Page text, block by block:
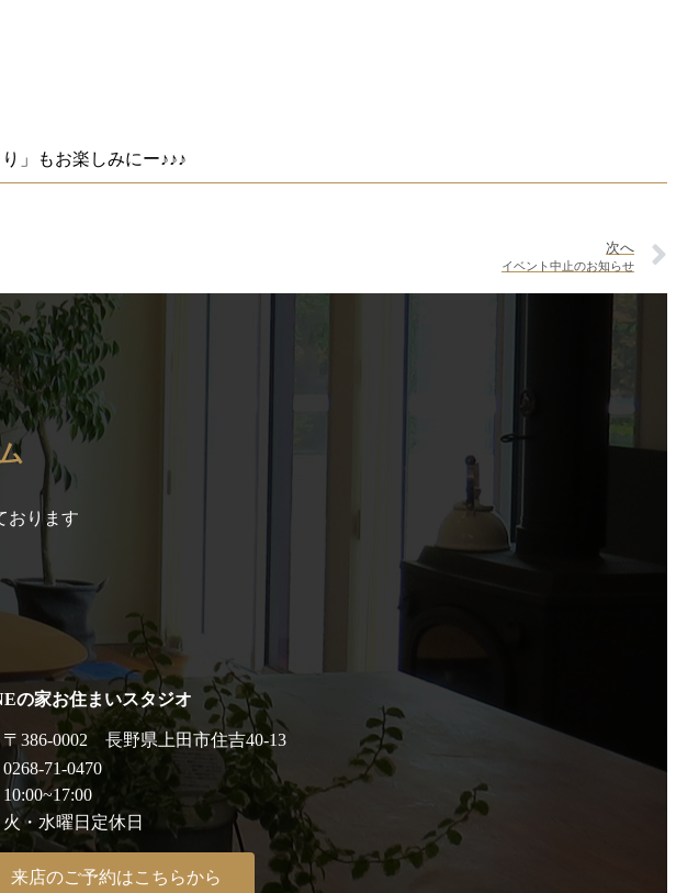
」もお楽しみにー♪♪♪
次へ
イベント中止のお知らせ
おります
の家お住まいスタジオ
〒386-0002 長野県上田市住吉40-13
0268-71-0470
10:00~17:00
火・水曜日定休日
来店のご予約はこちらから